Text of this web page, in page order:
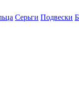
Серьги Подвески